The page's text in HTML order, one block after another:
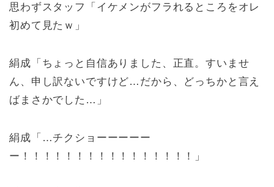
思わずスタッフ「イケメンがフラれるところをオレ
初めて見たｗ」
絹成「ちょっと自信ありました、正直。すいませ
ん、申し訳ないですけど…だから、どっちかと言え
ばまさかでした…」
絹成「…チクショーーーーー
ー！！！！！！！！！！！！！！！！」